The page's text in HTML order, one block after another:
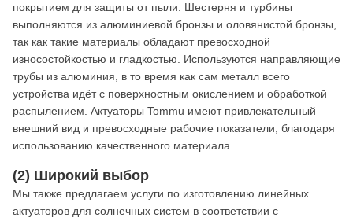
покрытием для защиты от пыли. Шестерня и турбины
выполняются из алюминиевой бронзы и оловянистой бронзы,
так как такие материалы обладают превосходной
износостойкостью и гладкостью. Используются направляющие
трубы из алюминия, в то время как сам металл всего
устройства идёт с поверхностным окислением и обработкой
распылением. Актуаторы Tommu имеют привлекательный
внешний вид и превосходные рабочие показатели, благодаря
использованию качественного материала.
(2) Широкий выбор
Мы также предлагаем услуги по изготовлению линейных
актуаторов для солнечных систем в соответствии с